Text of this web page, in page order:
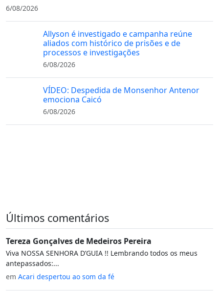
6/08/2026
Allyson é investigado e campanha reúne
aliados com histórico de prisões e de
processos e investigações
6/08/2026
VÍDEO: Despedida de Monsenhor Antenor
emociona Caicó
6/08/2026
Últimos comentários
Tereza Gonçalves de Medeiros Pereira
Viva NOSSA SENHORA D’GUIA !! Lembrando todos os meus
antepassados:...
em Acari despertou ao som da fé